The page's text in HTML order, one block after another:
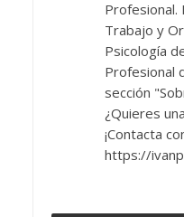
Profesional.
Trabajo y
Psicología
Profesional
sección
¿Quieres
¡Contacta
https://